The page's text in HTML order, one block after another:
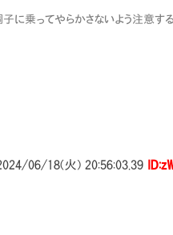
かさないよう注意する
06/18(火) 20:56:03.39